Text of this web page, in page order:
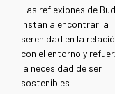
L as reflexiones de
instan a encontrar la
serenidad en la
con el entorno y
la necesidad de ser
sostenibles